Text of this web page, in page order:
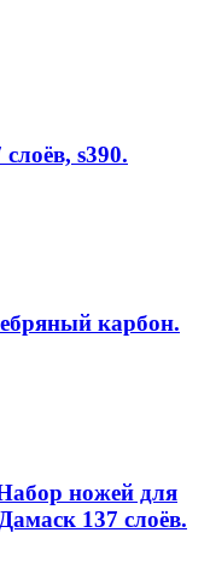
s390.
карбон.
ножей для
137 слоёв.